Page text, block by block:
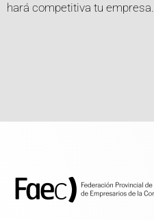
hará competitiva tu empresa.